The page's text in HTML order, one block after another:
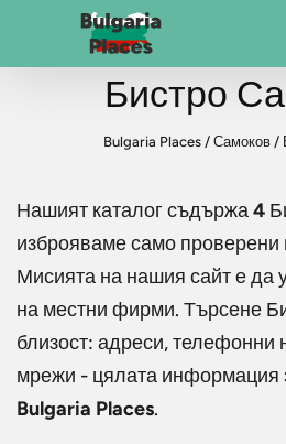
Бистро
Bulgaria Places/ Самоков/
Нашият каталог съдържа4
изброяваме само проверени
Мисията на нашия сайт е да
на местни фирми. Търсене
близост: адреси, телефонни
мрежи - цялата информация
Bulgaria Places.